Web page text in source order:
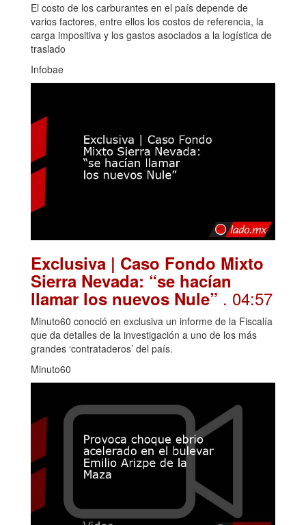
El costo de los carburantes en el país depende de
varios factores, entre ellos los costos de referencia, la
carga impositiva y los gastos asociados a la logística de
traslado
Infobae
Exclusiva | Caso Fondo Mixto
Sierra Nevada: “se hacían
llamar los nuevos Nule” . 04:57
Minuto60 conoció en exclusiva un informe de la Fiscalía
que da detalles de la investigación a uno de los más
grandes ‘contrataderos’ del país.
Minuto60